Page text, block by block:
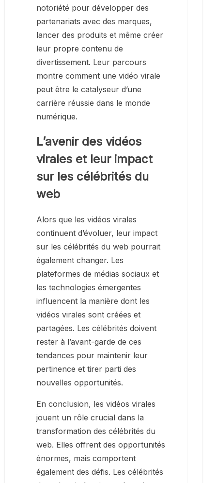
notoriété pour développer des
partenariats avec des marques,
lancer des produits et même créer
leur propre contenu de
divertissement. Leur parcours
montre comment une vidéo virale
peut être le catalyseur d’une
carrière réussie dans le monde
numérique.
L’avenir des vidéos
virales et leur impact
sur les célébrités du
web
Alors que les vidéos virales
continuent d’évoluer, leur impact
sur les célébrités du web pourrait
également changer. Les
plateformes de médias sociaux et
les technologies émergentes
influencent la manière dont les
vidéos virales sont créées et
partagées. Les célébrités doivent
rester à l’avant-garde de ces
tendances pour maintenir leur
pertinence et tirer parti des
nouvelles opportunités.
En conclusion, les vidéos virales
jouent un rôle crucial dans la
transformation des célébrités du
web. Elles offrent des opportunités
énormes, mais comportent
également des défis. Les célébrités